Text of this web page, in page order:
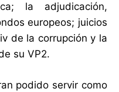
la adjudicación,
europeos; juicios
de la corrupción y la
su VP2.
podido servir como